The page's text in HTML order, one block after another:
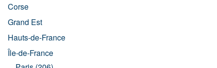
Corse
Grand Est
Hauts-de-France
Île-de-France